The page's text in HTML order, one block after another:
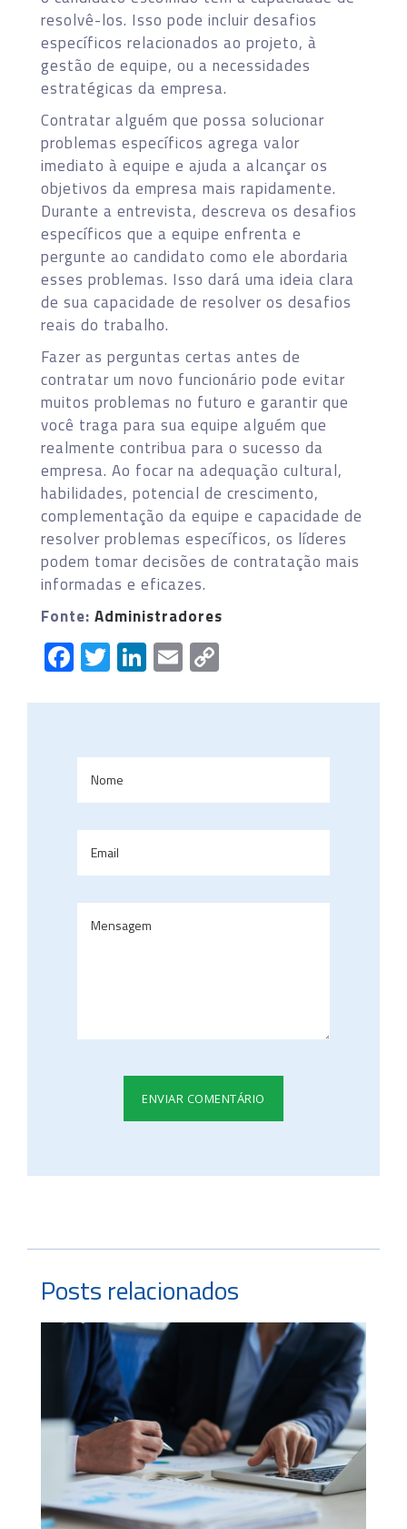
resolvê-los. Isso pode incluir desafios
específicos relacionados ao projeto, à
gestão de equipe, ou a necessidades
estratégicas da empresa.
Contratar alguém que possa solucionar
problemas específicos agrega valor
imediato à equipe e ajuda a alcançar os
objetivos da empresa mais rapidamente.
Durante a entrevista, descreva os desafios
específicos que a equipe enfrenta e
pergunte ao candidato como ele abordaria
esses problemas. Isso dará uma ideia clara
de sua capacidade de resolver os desafios
reais do trabalho.
Fazer as perguntas certas antes de
contratar um novo funcionário pode evitar
muitos problemas no futuro e garantir que
você traga para sua equipe alguém que
realmente contribua para o sucesso da
empresa. Ao focar na adequação cultural,
habilidades, potencial de crescimento,
complementação da equipe e capacidade de
resolver problemas específicos, os líderes
podem tomar decisões de contratação mais
informadas e eficazes.
Fonte: Administradores
Facebook
Twitter
LinkedIn
Email
Posts relacionados